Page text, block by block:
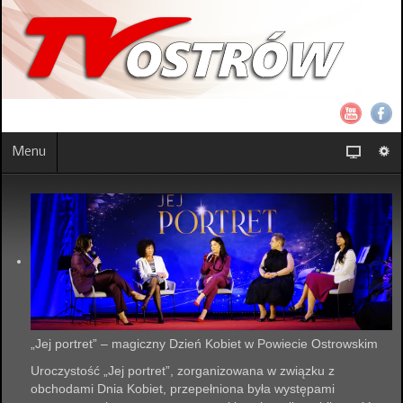
Menu
„Jej portret” – magiczny Dzień Kobiet w Powiecie Ostrowskim
Uroczystość „Jej portret”, zorganizowana w związku z
obchodami Dnia Kobiet, przepełniona była występami